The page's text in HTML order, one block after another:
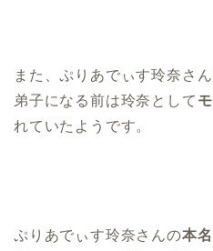
また、ぷりあでぃす玲奈さ
弟子になる前は玲奈として
れていたようです。
ぷりあでぃす玲奈さんの本名